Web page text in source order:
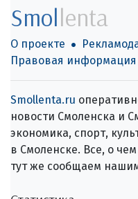
Smollenta
О проекте
Правовая информация
Smollenta.ru
новости Смоленска и
экономика, спорт,
в Смоленске. Все, о
тут же сообщаем